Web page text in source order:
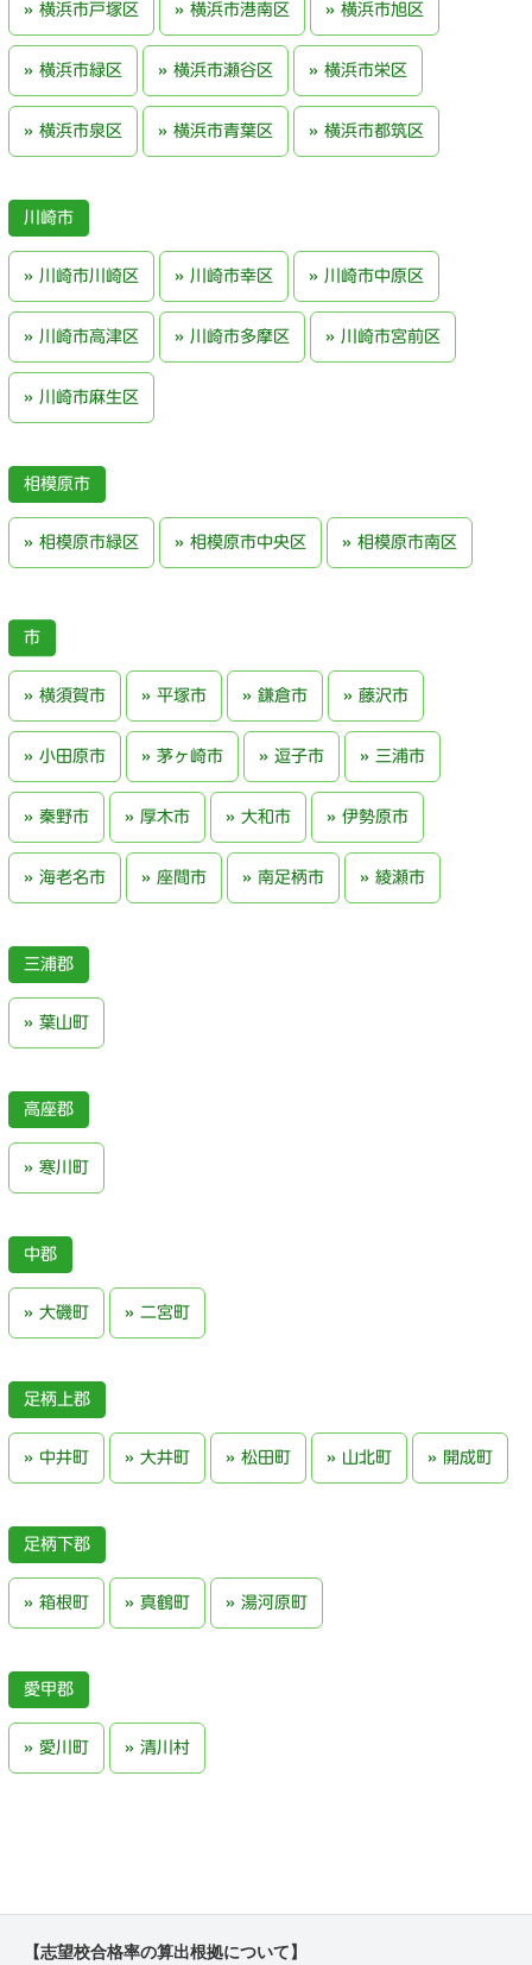
横浜市戸塚区 横浜市港南区 横浜市旭区
横浜市緑区 横浜市瀬谷区 横浜市栄区
横浜市泉区 横浜市青葉区 横浜市都筑区
川崎市
川崎市川崎区 川崎市幸区 川崎市中原区
川崎市高津区 川崎市多摩区 川崎市宮前区
川崎市麻生区
相模原市
相模原市緑区 相模原市中央区 相模原市南区
横須賀市 平塚市 鎌倉市 藤沢市
小田原市 茅ヶ崎市 逗子市 三浦市
秦野市 厚木市 大和市 伊勢原市
海老名市 座間市 南足柄市 綾瀬市
三浦郡
葉山町
高座郡
寒川町
中郡
大磯町 二宮町
足柄上郡
中井町 大井町 松田町 山北町 開成町
足柄下郡
箱根町 真鶴町 湯河原町
愛甲郡
愛川町 清川村
【志望校合格率の算出根拠について】